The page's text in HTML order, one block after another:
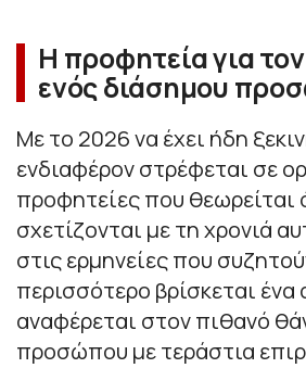
Η προφητεία για
ενός διάσημου
Με το 2026 να έχει ήδη
ενδιαφέρον στρέφεται σε
προφητείες που θεωρείται
σχετίζονται με τη χρονιά
στις ερμηνείες που
περισσότερο βρίσκεται
αναφέρεται στον πιθανό
προσώπου με τεράστια